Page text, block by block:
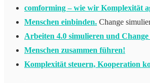
comforming – wie wir Komplexität
Menschen einbinden. Change
Arbeiten 4.0 simulieren und Change
Menschen zusammen führen!
Komplexität steuern, Kooperation